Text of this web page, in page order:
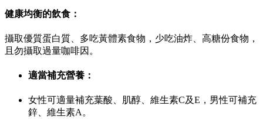
健康均衡的飲食：
攝取優質蛋白質、多吃黃體素食物，少吃油炸、高糖份食物，
且勿攝取過量咖啡因。
適當補充營養：
女性可適量補充葉酸、肌醇、維生素C及E，男性可補充
鋅、維生素A。